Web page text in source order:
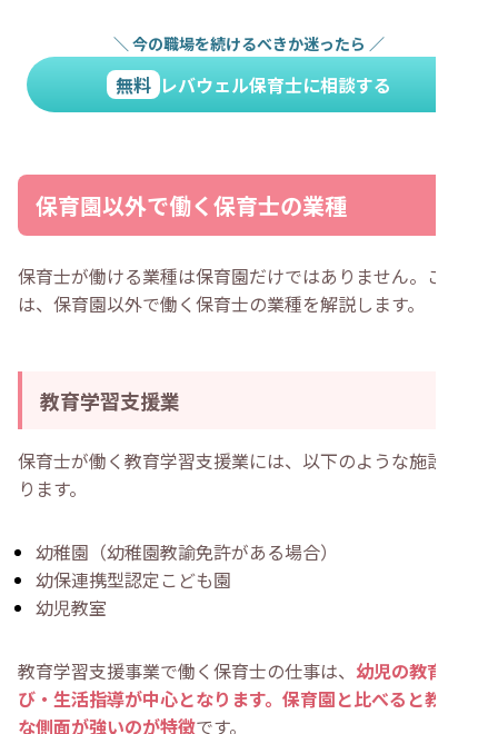
＼ 今の職場を続けるべきか迷ったら ／
無料 レバウェル保育士に相談する
保育園以外で働く保育士の業種
保育士が働ける業種は保育園だけではありません。ここで
は、保育園以外で働く保育士の業種を解説します。
教育学習支援業
保育士が働く教育学習支援業には、以下のような施設があ
ります。
幼稚園（幼稚園教諭免許がある場合）
幼保連携型認定こども園
幼児教室
教育学習支援事業で働く保育士の仕事は、 幼児の教育・遊
び・生活指導が中心となります。保育園と比べると教育的
な側面が強いのが特徴です。